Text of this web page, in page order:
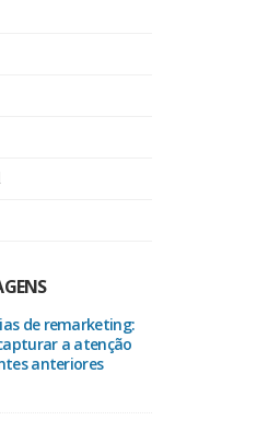
de remarketing:
a atenção
anteriores